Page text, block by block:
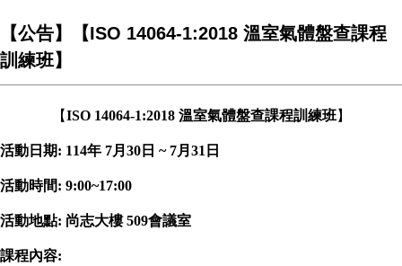
【公告】【ISO 14064-1:2018 溫室氣體盤查課程
訓練班】
【ISO 14064-1:2018 溫室氣體盤查課程訓練班】
活動日期: 114年 7月30日 ~ 7月31 日
活動時間: 9:00~17:00
活動地點: 尚志大樓509會議室
課程內容: